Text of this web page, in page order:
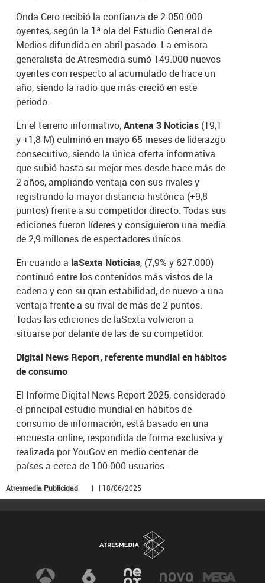
Onda Cero recibió la confianza de 2.050.000
oyentes, según la 1ª ola del Estudio General de
Medios difundida en abril pasado. La emisora
generalista de Atresmedia sumó 149.000 nuevos
oyentes con respecto al acumulado de hace un
año, siendo la radio que más creció en este
periodo.
En el terreno informativo,Antena 3 Noticias (19,1
y +1,8 M) culminó en mayo 65 meses de liderazgo
consecutivo, siendo la única oferta informativa
que subió hasta su mejor mes desde hace más de
2 años, ampliando ventaja con sus rivales y
registrando la mayor distancia histórica (+9,8
puntos) frente a su competidor directo. Todas sus
ediciones fueron líderes y consiguieron una media
de 2,9 millones de espectadores únicos.
En cuando a laSexta Noticias, (7,9% y 627.000)
continuó entre los contenidos más vistos de la
cadena y con su gran estabilidad, de nuevo a una
ventaja frente a su rival de más de 2 puntos.
Todas las ediciones de laSexta volvieron a
situarse por delante de las de su competidor.
Digital News Report, referente mundial en hábitos
de consumo
El Informe Digital News Report 2025, considerado
el principal estudio mundial en hábitos de
consumo de información, está basado en una
encuesta online, respondida de forma exclusiva y
realizada por YouGov en medio centenar de
países a cerca de 100.000 usuarios.
Atresmedia Publicidad | | 18/06/2025